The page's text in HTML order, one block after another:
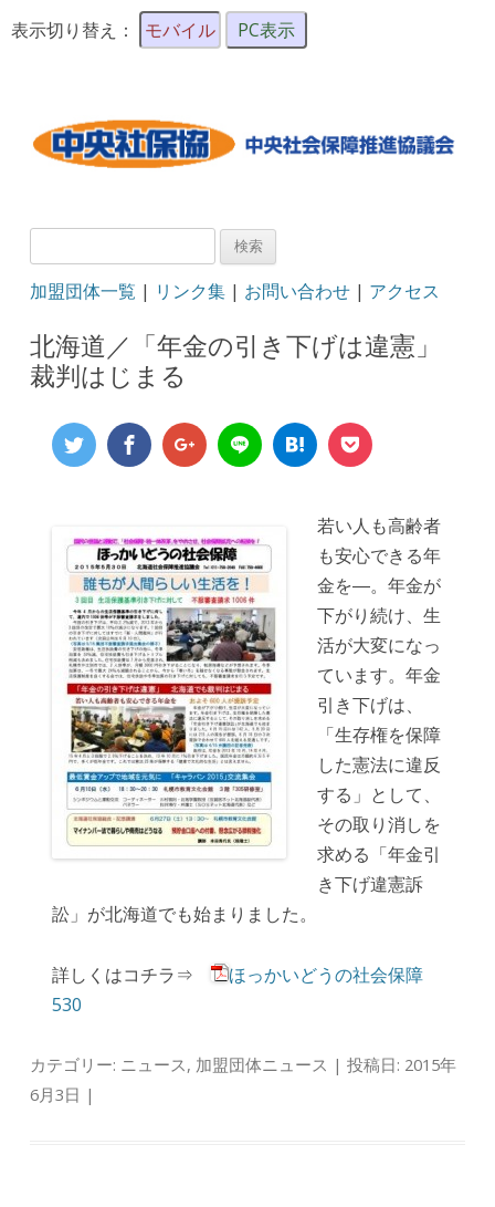
表示切り替え： モバイル PC表示
検
加盟団体一覧 | リンク集 | お問い合わせ | アクセス
北海道／「年金の引き下げは違憲」
裁判はじまる
若い人も高齢者
も安心できる年
金を―。年金が
下がり続け、生
活が大変になっ
ています。年金
引き下げは、
「生存権を保障
した憲法に違反
する」として、
その取り消しを
求める「年金引
き下げ違憲訴
訟」が北海道でも始まりました。
詳しくはコチラ⇒
ほっかいどうの社会保障
530
カテゴリー: ニュース, 加盟団体ニュース | 投稿日: 2015年
6月3日 |